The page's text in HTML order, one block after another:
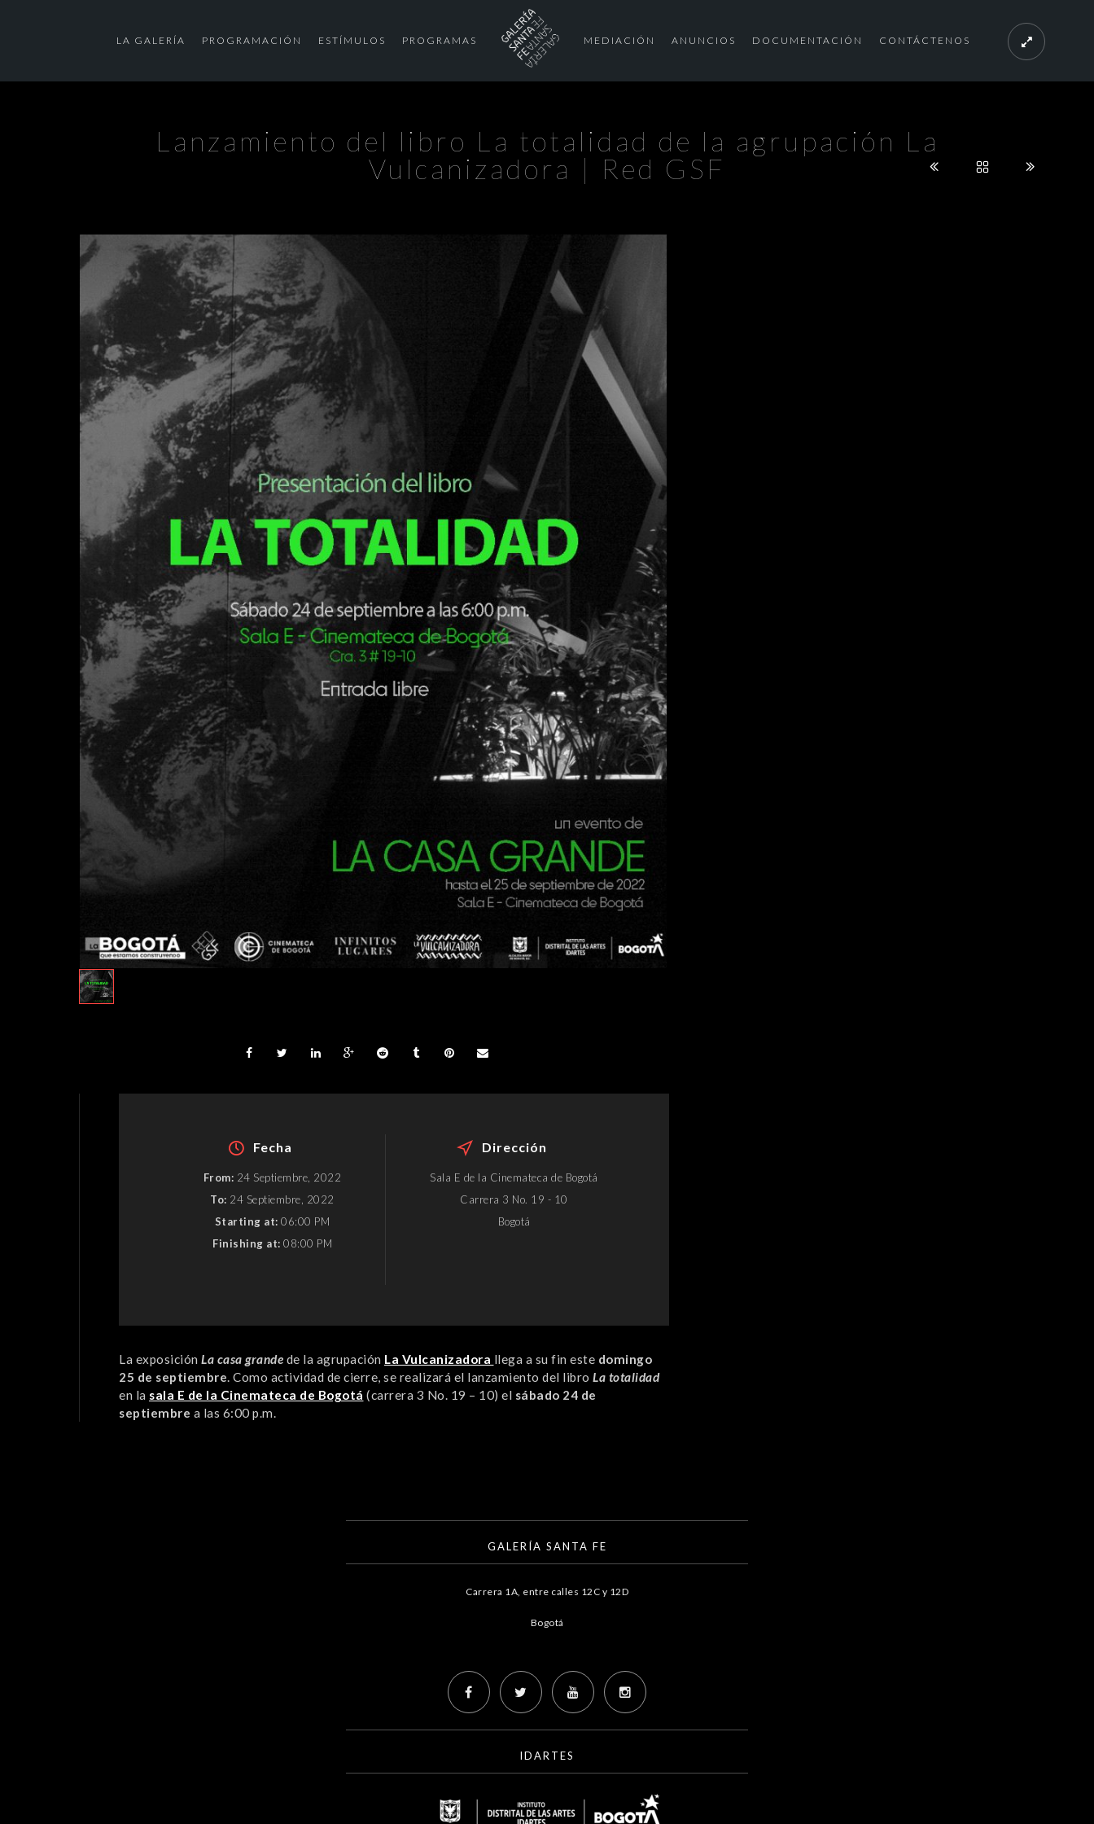
LA GALERÍA PROGRAMACIÓN ESTÍMULOS PROGRAMAS MEDIACIÓN ANUNCIOS DOCUMENTACIÓN CONTÁCTENOS
Lanzamiento del libro La totalidad de la agrupación La
Vulcanizadora | Red GSF
Fecha
From: 24 Septiembre, 2022
To: 24 Septiembre, 2022
Starting at: 06:00 PM
Finishing at: 08:00 PM
Dirección
Sala E de la Cinemateca de Bogotá
Carrera 3 No. 19 - 10
Bogotá
La exposición La casa grande de la agrupación La Vulcanizadora llega a su fin este domingo
25 de septiembre. Como actividad de cierre, se realizará el lanzamiento del libro La totalidad
en la sala E de la Cinemateca de Bogotá (carrera 3 No. 19 – 10) el sábado 24 de
septiembre a las 6:00 p.m.
GALERÍA SANTA FE
Carrera 1A, entre calles 12C y 12D
Bogotá
IDARTES